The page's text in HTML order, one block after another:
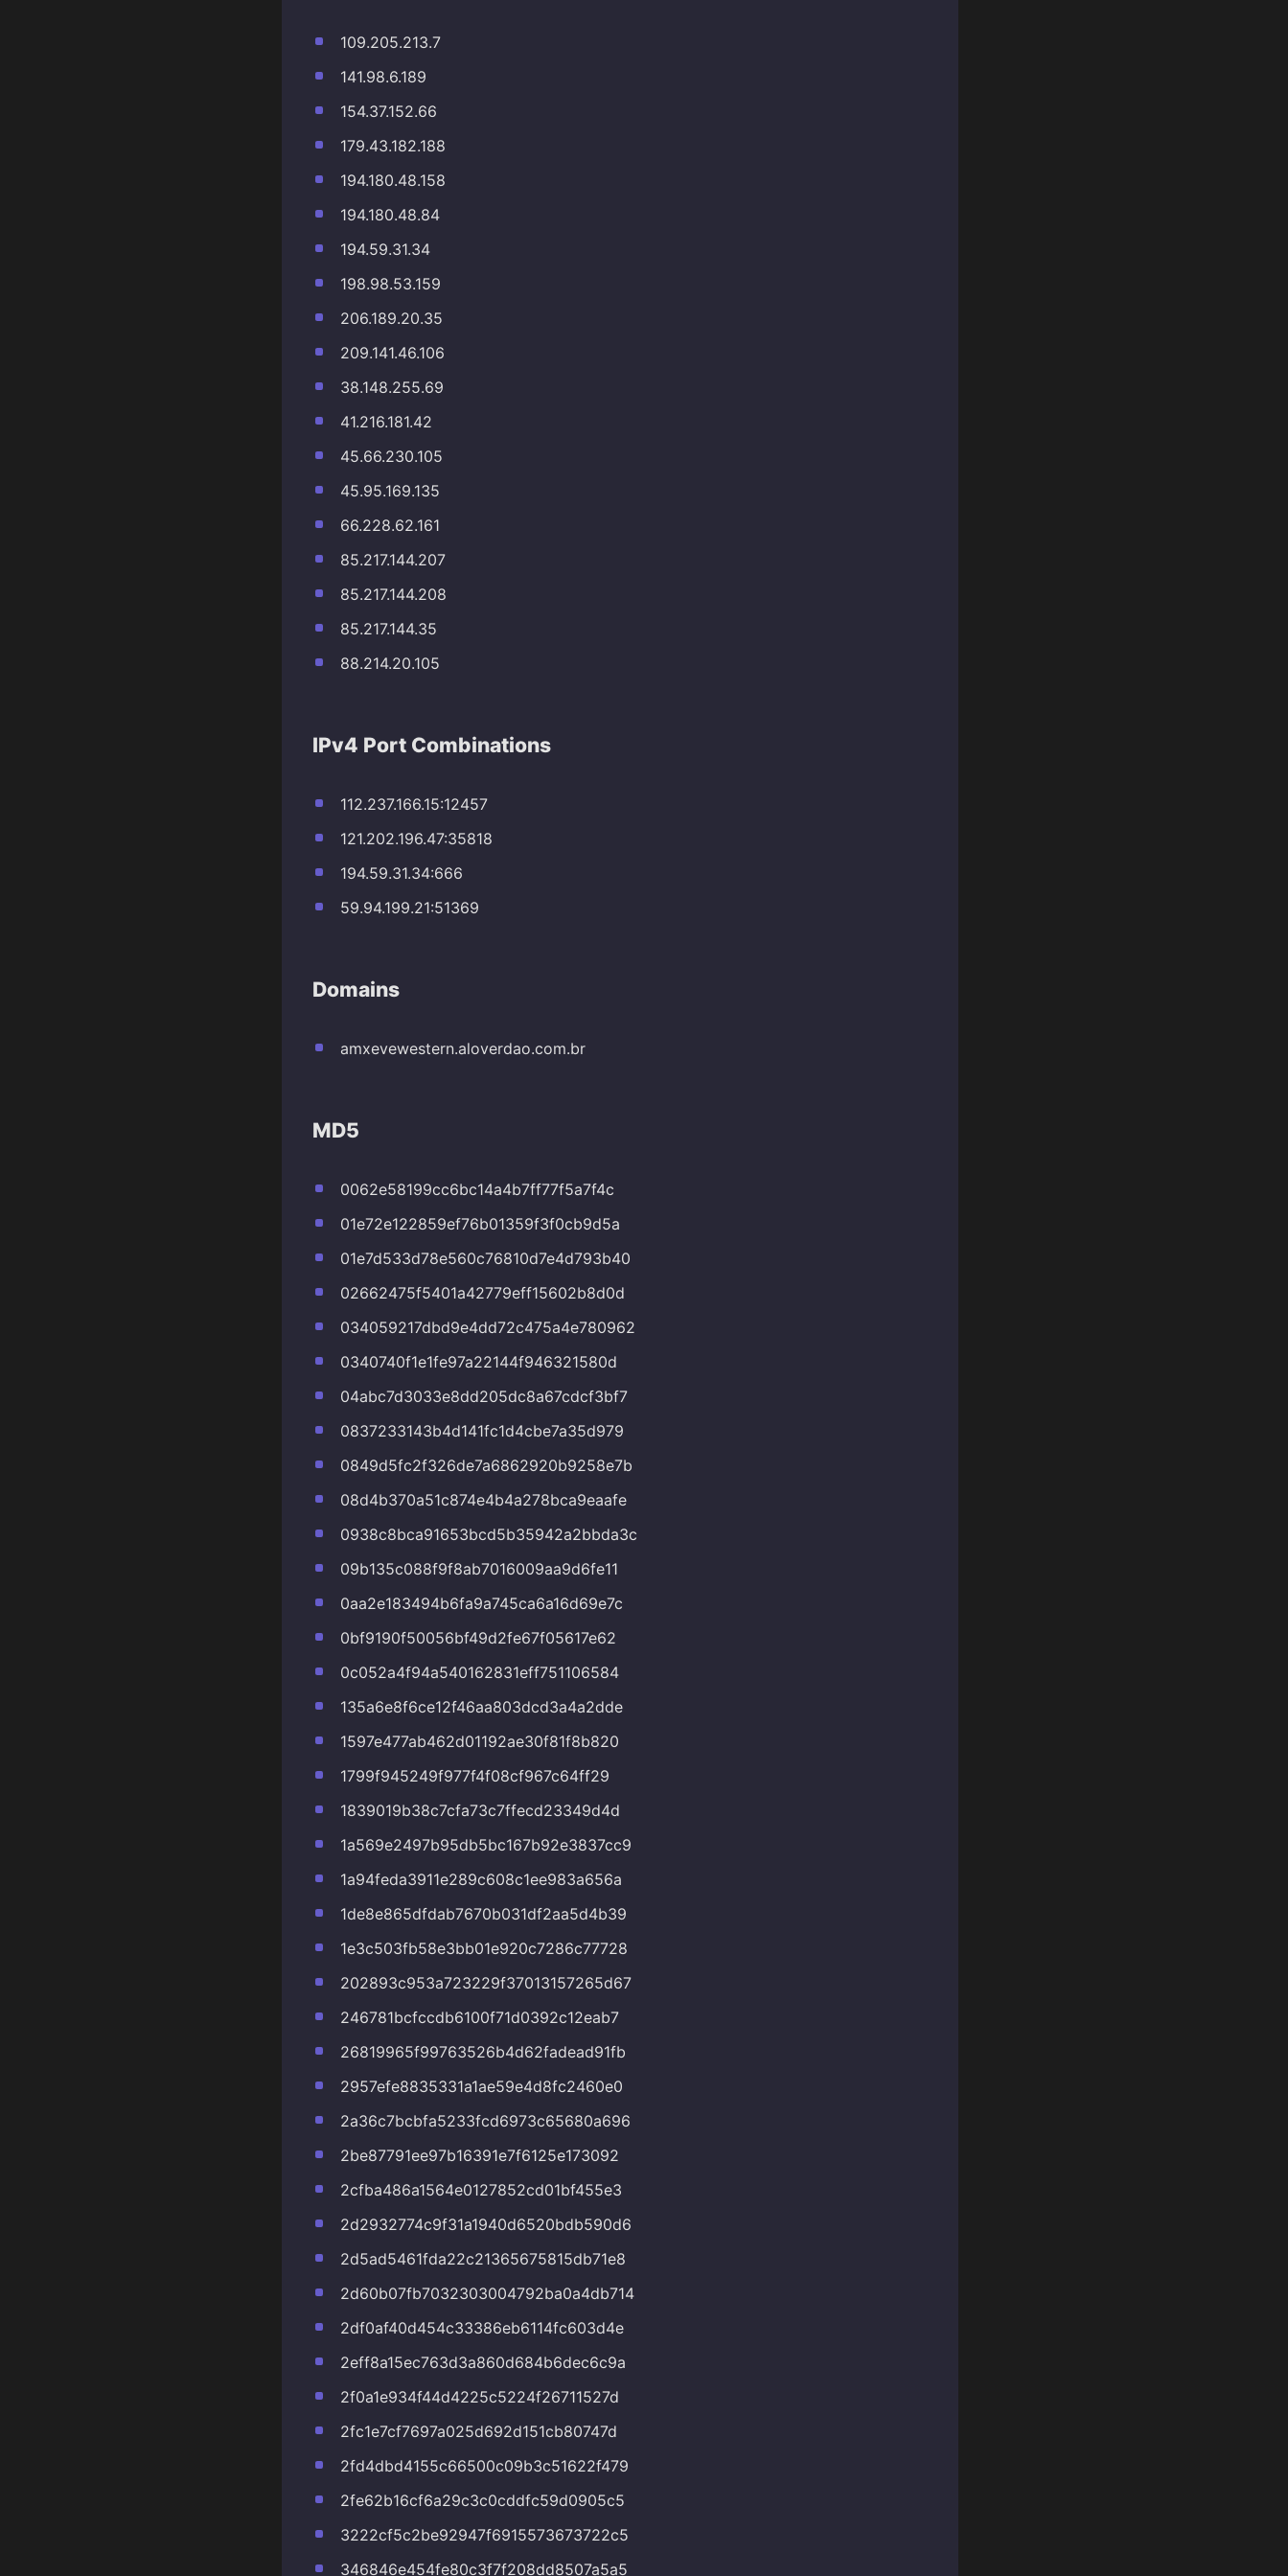
109.205.213.7
141.98.6.189
154.37.152.66
179.43.182.188
194.180.48.158
194.180.48.84
194.59.31.34
198.98.53.159
206.189.20.35
209.141.46.106
38.148.255.69
41.216.181.42
45.66.230.105
45.95.169.135
66.228.62.161
85.217.144.207
85.217.144.208
85.217.144.35
88.214.20.105
IPv4 Port Combinations
112.237.166.15:12457
121.202.196.47:35818
194.59.31.34:666
59.94.199.21:51369
Domains
amxevewestern.aloverdao.com.br
MD5
0062e58199cc6bc14a4b7ff77f5a7f4c
01e72e122859ef76b01359f3f0cb9d5a
01e7d533d78e560c76810d7e4d793b40
02662475f5401a42779eff15602b8d0d
034059217dbd9e4dd72c475a4e780962
0340740f1e1fe97a22144f946321580d
04abc7d3033e8dd205dc8a67cdcf3bf7
0837233143b4d141fc1d4cbe7a35d979
0849d5fc2f326de7a6862920b9258e7b
08d4b370a51c874e4b4a278bca9eaafe
0938c8bca91653bcd5b35942a2bbda3c
09b135c088f9f8ab7016009aa9d6fe11
0aa2e183494b6fa9a745ca6a16d69e7c
0bf9190f50056bf49d2fe67f05617e62
0c052a4f94a540162831eff751106584
135a6e8f6ce12f46aa803dcd3a4a2dde
1597e477ab462d01192ae30f81f8b820
1799f945249f977f4f08cf967c64ff29
1839019b38c7cfa73c7ffecd23349d4d
1a569e2497b95db5bc167b92e3837cc9
1a94feda3911e289c608c1ee983a656a
1de8e865dfdab7670b031df2aa5d4b39
1e3c503fb58e3bb01e920c7286c77728
202893c953a723229f37013157265d67
246781bcfccdb6100f71d0392c12eab7
26819965f99763526b4d62fadead91fb
2957efe8835331a1ae59e4d8fc2460e0
2a36c7bcbfa5233fcd6973c65680a696
2be87791ee97b16391e7f6125e173092
2cfba486a1564e0127852cd01bf455e3
2d2932774c9f31a1940d6520bdb590d6
2d5ad5461fda22c21365675815db71e8
2d60b07fb7032303004792ba0a4db714
2df0af40d454c33386eb6114fc603d4e
2eff8a15ec763d3a860d684b6dec6c9a
2f0a1e934f44d4225c5224f26711527d
2fc1e7cf7697a025d692d151cb80747d
2fd4dbd4155c66500c09b3c51622f479
2fe62b16cf6a29c3c0cddfc59d0905c5
3222cf5c2be92947f6915573673722c5
346846e454fe80c3f7f208dd8507a5a5